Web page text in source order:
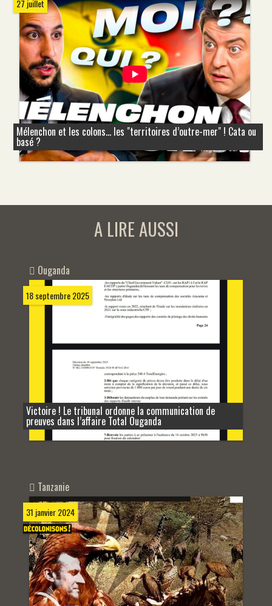
27 juillet
Mélenchon et les colons... les "territoires d’outre-mer" ! Cata ou
basé ?
A LIRE AUSSI
Ouganda
18 septembre 2025
Victoire ! Le tribunal ordonne la communication de
preuves dans l’affaire Total Ouganda
Tanzanie
31 janvier 2024